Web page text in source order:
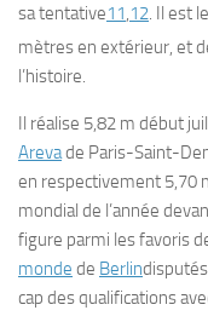
sa tentative11,12. Il est le
mètres en extérieur, et
l’histoire.
Il réalise 5,82 m début
Arevade Paris-Saint-
en respectivement 5,70
mondial de l’année
figure parmi les favoris
monde de Berlin
cap des qualifications